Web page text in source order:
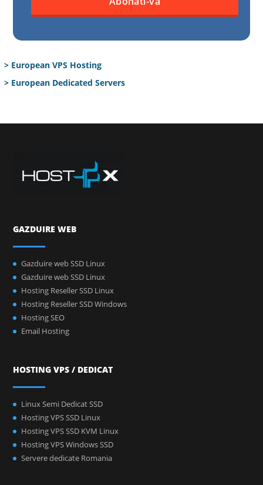
> European VPS Hosting
> European Dedicated Servers
GAZDUIRE WEB
Gazduire web SSD Linux
Gazduire web SSD Linux
Hosting Reseller SSD Linux
Hosting Reseller SSD Windows
Hosting SEO
Email Hosting
HOSTING VPS / DEDICAT
Linux Semi Dedicat SSD
Hosting VPS SSD Linux
Hosting VPS SSD KVM Linux
Hosting VPS Windows SSD
Servere dedicate Romania